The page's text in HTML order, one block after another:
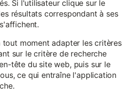
Si l'utilisateur clique sur le
résultats correspondant à ses
tout moment adapter les critères
sur le critère de recherche
tête du site web, puis sur le
ce qui entraîne l'application